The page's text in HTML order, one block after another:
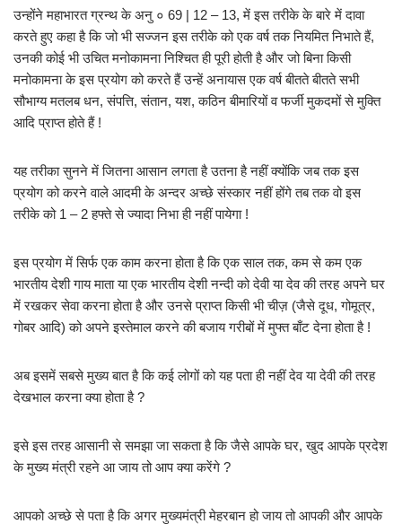
उन्होंने महाभारत ग्रन्थ के अनु ० 69 | 12 – 13, में इस तरीके के बारे में दावा
करते हुए कहा है कि जो भी सज्जन इस तरीके को एक वर्ष तक नियमित निभाते हैं,
उनकी कोई भी उचित मनोकामना निश्चित ही पूरी होती है और जो बिना किसी
मनोकामना के इस प्रयोग को करते हैं उन्हें अनायास एक वर्ष बीतते बीतते सभी
सौभाग्य मतलब धन, संपत्ति, संतान, यश, कठिन बीमारियों व फर्जी मुकदमों से मुक्ति
आदि प्राप्त होते हैं !
यह तरीका सुनने में जितना आसान लगता है उतना है नहीं क्योंकि जब तक इस
प्रयोग को करने वाले आदमी के अन्दर अच्छे संस्कार नहीं होंगे तब तक वो इस
तरीके को 1 – 2 हफ्ते से ज्यादा निभा ही नहीं पायेगा !
इस प्रयोग में सिर्फ एक काम करना होता है कि एक साल तक, कम से कम एक
भारतीय देशी गाय माता या एक भारतीय देशी नन्दी को देवी या देव की तरह अपने घर
में रखकर सेवा करना होता है और उनसे प्राप्त किसी भी चीज़ (जैसे दूध, गोमूत्र,
गोबर आदि) को अपने इस्तेमाल करने की बजाय गरीबों में मुफ्त बाँट देना होता है !
अब इसमें सबसे मुख्य बात है कि कई लोगों को यह पता ही नहीं देव या देवी की तरह
देखभाल करना क्या होता है ?
इसे इस तरह आसानी से समझा जा सकता है कि जैसे आपके घर, खुद आपके प्रदेश
के मुख्य मंत्री रहने आ जाय तो आप क्या करेंगे ?
आपको अच्छे से पता है कि अगर मुख्यमंत्री मेहरबान हो जाय तो आपकी और आपके